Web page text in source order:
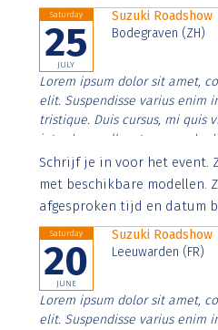
Saturday
25
JULY
Suzuki Roadshow
Bodegraven (ZH)
Lorem ipsum dolor sit amet,
elit. Suspendisse varius enim
tristique. Duis cursus, mi quis
interdum nulla, ut commodo
Aenean faucibus nibh et justo
imperdiet. Nunc ut sem vitae
Schrijf je in voor het event.
met beschikbare modellen.
afgesproken tijd en datum
Saturday
20
JUNE
Suzuki Roadshow
Leeuwarden (FR)
Lorem ipsum dolor sit amet,
elit. Suspendisse varius enim